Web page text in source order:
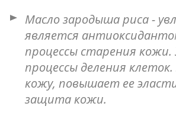
Масло зародыша риса -
является
процессы старения кожи.
процессы деления
кожу, повышает ее
защита кожи.